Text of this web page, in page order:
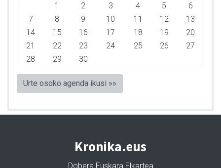
1
2 3 4 5
6
7
8 9 10 11 12
13
14
15 16 17 18 19
20
21
22 23 24 25 26
27
28
29 30
Urte osoko agenda ikusi »»
Kronika.eus
Dobera Euskara Elkartea